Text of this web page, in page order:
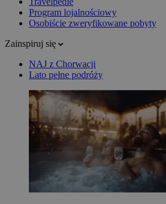
Program lojalnościowy
Osobiście zweryfikowane pobyty
Zainspiruj się
NAJ z Chorwacji
Lato pełne podróży